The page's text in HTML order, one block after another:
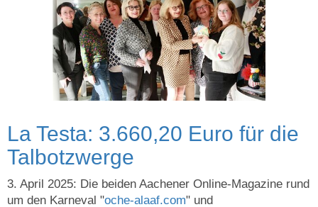
La Testa: 3.660,20 Euro für die
Talbotzwerge
3. April 2025: Die beiden Aachener Online-Magazine rund
um den Karneval "oche-alaaf.com" und